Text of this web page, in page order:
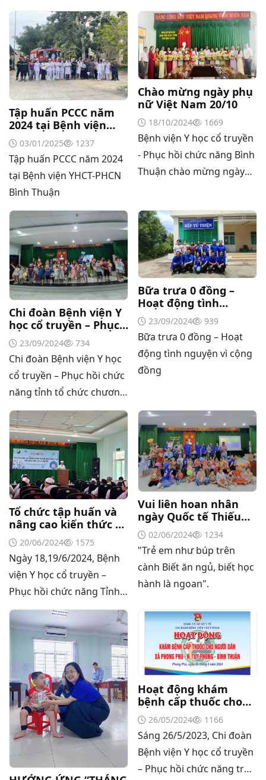
TRỒNG CÂY ĐỜI ĐỜI NHỚ
ƠN BÁC HỒ”
Tập huấn PCCC năm
2024 tại Bệnh viện
YHCT-PHCN Bình
Thuận
03/01/2025 1237
Tập huấn PCCC năm 2024
tại Bệnh viện YHCT-PHCN
Bình Thuận
Chào mừng ngày phụ
nữ Việt Nam 20/10
18/10/2024 1669
Bệnh viện Y học cổ truyền
- Phục hồi chức năng Bình
Thuận chào mừng ngày
Chi đoàn Bệnh viện Y
học cổ truyền – Phục
hồi chức năng tỉnh tổ
chức chương trình
“Vui Trung thu năm
2024” cho các cháu là
con của viên chức,
người lao động tại
Bệnh viện.
23/09/2024 734
Chi đoàn Bệnh viện Y học
cổ truyền – Phục hồi chức
năng tỉnh tổ chức chương
trình “Vui Trung thu năm
2024” cho các cháu là con
của viên chức, người lao
động tại Bệnh viện.
Bữa trưa 0 đồng –
Hoạt động tình
nguyện vì cộng đồng
23/09/2024 939
Bữa trưa 0 đồng – Hoạt
động tình nguyện vì cộng
đồng
Tổ chức tập huấn và
nâng cao kiến thức về
công tác kiểm soát
nhiễm khuẩn
20/06/2024 1575
Ngày 18,19/6/2024, Bệnh
viện Y học cổ truyền –
Phục hồi chức năng Tỉnh
Bình Thuận tổ chức tập
huấn công tác kiểm soát
nhiễm khuẩn và phát
động phong trào “Bảo vệ
sự sống, hãy vệ sinh tay”
cho nhân viên y tế trong
đơn vị.
Vui liên hoan nhân
ngày Quốc tế Thiếu
nhi 1/6
02/06/2024 1234
"Trẻ em như búp trên
cành Biết ăn ngủ, biết học
hành là ngoan".
Hoạt động khám
bệnh cấp thuốc cho
người dân xã Phong
Phú huyện Tuy Phong
26/05/2024 1166
Sáng 26/5/2023, Chi đoàn
Bệnh viện Y học cổ truyền
– Phục hồi chức năng trục
Thư mời báo giá về Màn hình led phòng họp
Thư mời báo giá về việc vệ sinh máy lạnh các
khoa/phòng trong bệnh viện
Thư mời báo giá về việc khảo sát hiện trạng và
báo giá thi công mái che từ Khoa Dược đến Bếp
ăn từ thiện của Bệnh viện
Thư mời báo giá về việc mời báo giá thiết bị